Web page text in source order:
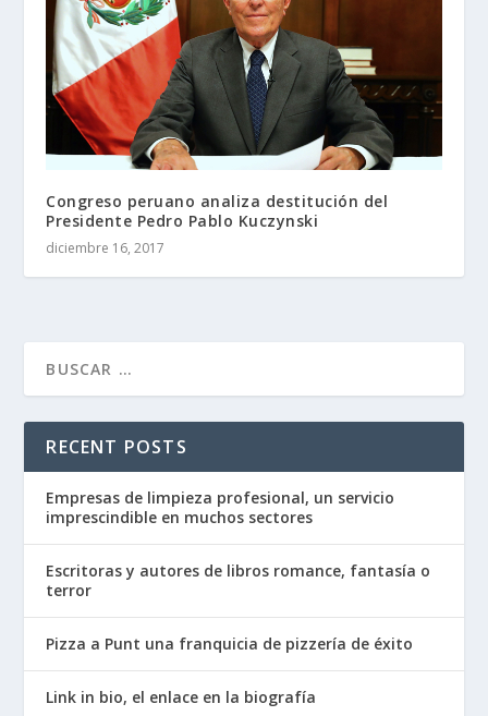
Congreso peruano analiza destitución del
Presidente Pedro Pablo Kuczynski
diciembre 16, 2017
RECENT POSTS
Empresas de limpieza profesional, un servicio
imprescindible en muchos sectores
Escritoras y autores de libros romance, fantasía o
terror
Pizza a Punt una franquicia de pizzería de éxito
Link in bio, el enlace en la biografía